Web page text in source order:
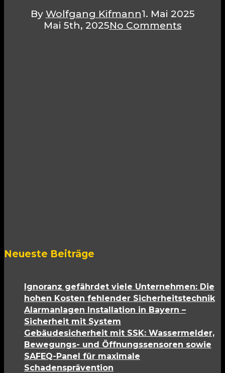
By Wolfgang Kifmann1. Mai 2025
Mai 5th, 2025No Comments
Neueste Beiträge
Ignoranz gefährdet viele Unternehmen: Die
hohen Kosten fehlender Sicherheitstechnik
Alarmanlagen Installation in Bayern –
Sicherheit mit System
Gebäudesicherheit mit SSK: Wassermelder,
Bewegungs- und Öffnungssensoren sowie
SAFEQ-Panel für maximale
Schadensprävention